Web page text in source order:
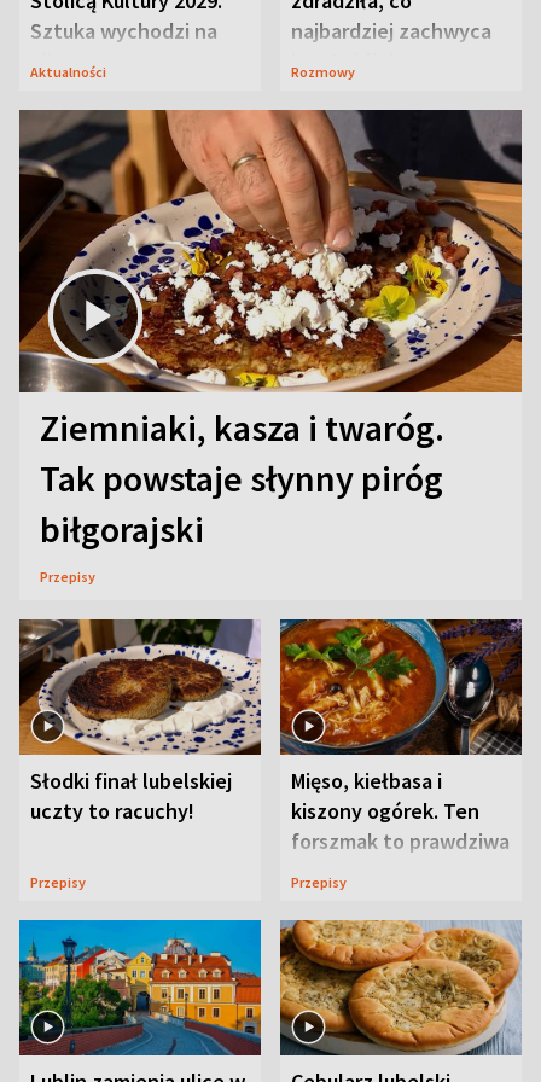
Sztuka wychodzi na
ulice
Aktualności
najbardziej zachwyca
ją w Lublinie
Rozmowy
Ziemniaki, kasza i twaróg.
Tak powstaje słynny piróg
biłgorajski
Przepisy
Słodki finał lubelskiej
uczty to racuchy!
Przepisy
Mięso, kiełbasa i
kiszony ogórek. Ten
forszmak to prawdziwa
uczta
Przepisy